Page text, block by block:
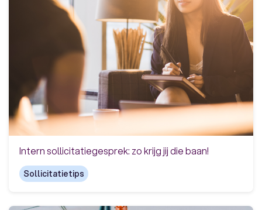
Intern sollicitatiegesprek: zo krijg jij die baan!
Sollicitatietips